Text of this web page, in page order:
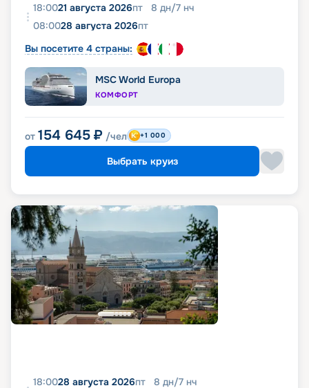
18:0021 августа 2026пт 8 дн/7 нч
08:0028 августа 2026пт
Вы посетите 4 страны:
MSC World Europa
КОМФОРТ
от 154 645 ₽ /чел +1 000
Выбрать круиз
18:0028 августа 2026пт 8 дн/7 нч